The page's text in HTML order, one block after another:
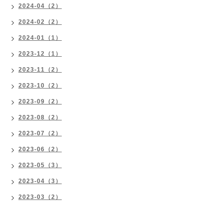
2024-04（2）
2024-02（2）
2024-01（1）
2023-12（1）
2023-11（2）
2023-10（2）
2023-09（2）
2023-08（2）
2023-07（2）
2023-06（2）
2023-05（3）
2023-04（3）
2023-03（2）